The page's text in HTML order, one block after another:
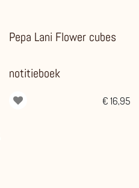
Pepa Lani Flower cubes
notitieboek
€ 16,95